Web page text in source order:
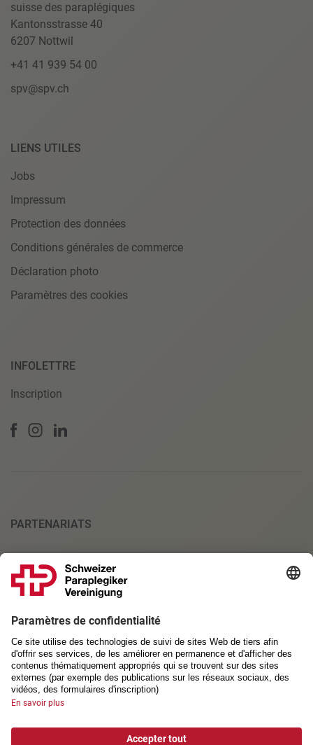
suisse des paraplégiques
Kantonsstrasse 40
6207 Nottwil
+41 41 939 54 00
spv@spv.ch
LIENS UTILES
Jobs
Impressum
Protection des données
Conditions générales de commerce
Déclaration photo
Paramètres des cookies
INFOLETTRE
Inscription
PARTENARIATS